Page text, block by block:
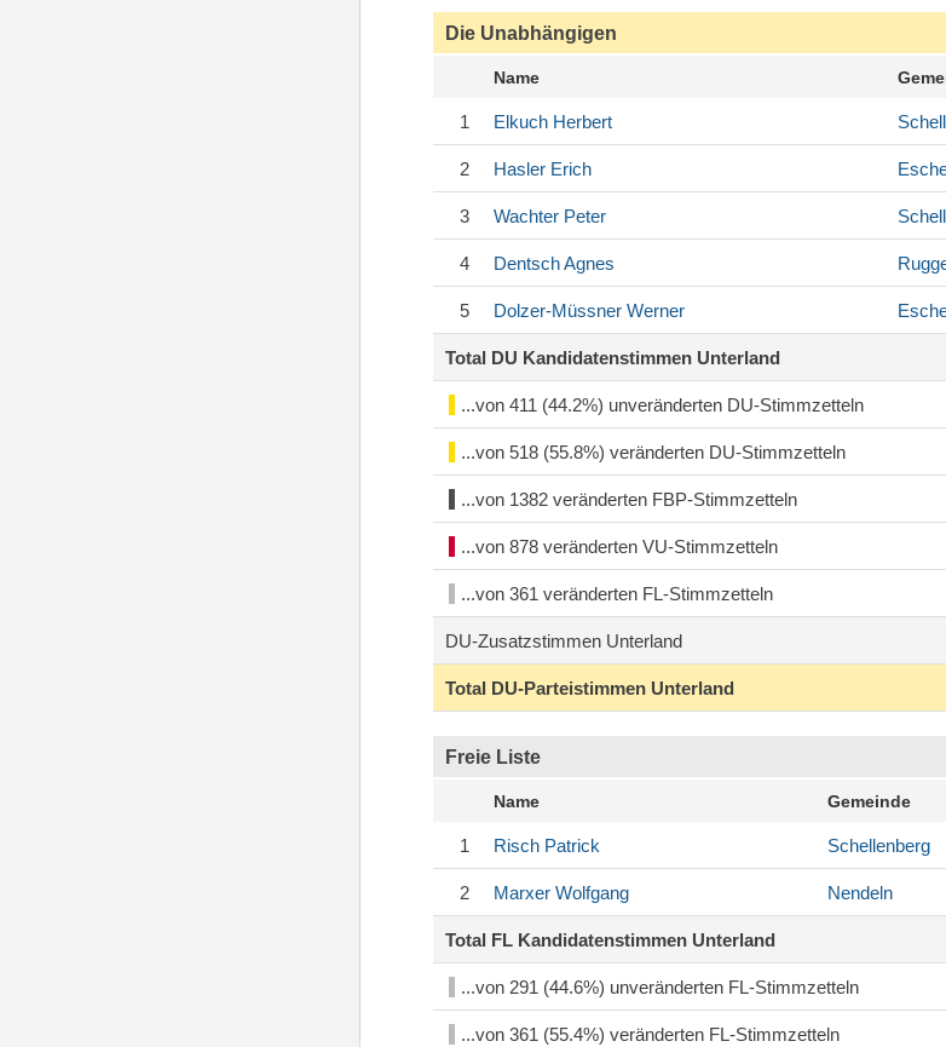
Die Unabhängigen
Name
1 Elkuch Herbert
2 Hasler Erich
3 Wachter Peter
4 DentschAgnes
5 Dolzer-Müssner Werner
Total DU Kandidatenstimmen Unterland
...von 411 (44.2%) unveränderten DU-Stimmzetteln
...von 518 (55.8%) veränderten DU-Stimmzetteln
...von 1382 veränderten FBP-Stimmzetteln
...von 878 veränderten VU-Stimmzetteln
...von 361 veränderten FL-Stimmzetteln
DU-Zusatzstimmen Unterland
Total DU-Parteistimmen Unterland
Freie Liste
Name Gemeinde
1 Risch Patrick Schellenberg
2 Marxer Wolfgang Nendeln
Total FL Kandidatenstimmen Unterland
...von 291 (44.6%) unveränderten FL-Stimmzetteln
...von 361 (55.4%) veränderten FL-Stimmzetteln